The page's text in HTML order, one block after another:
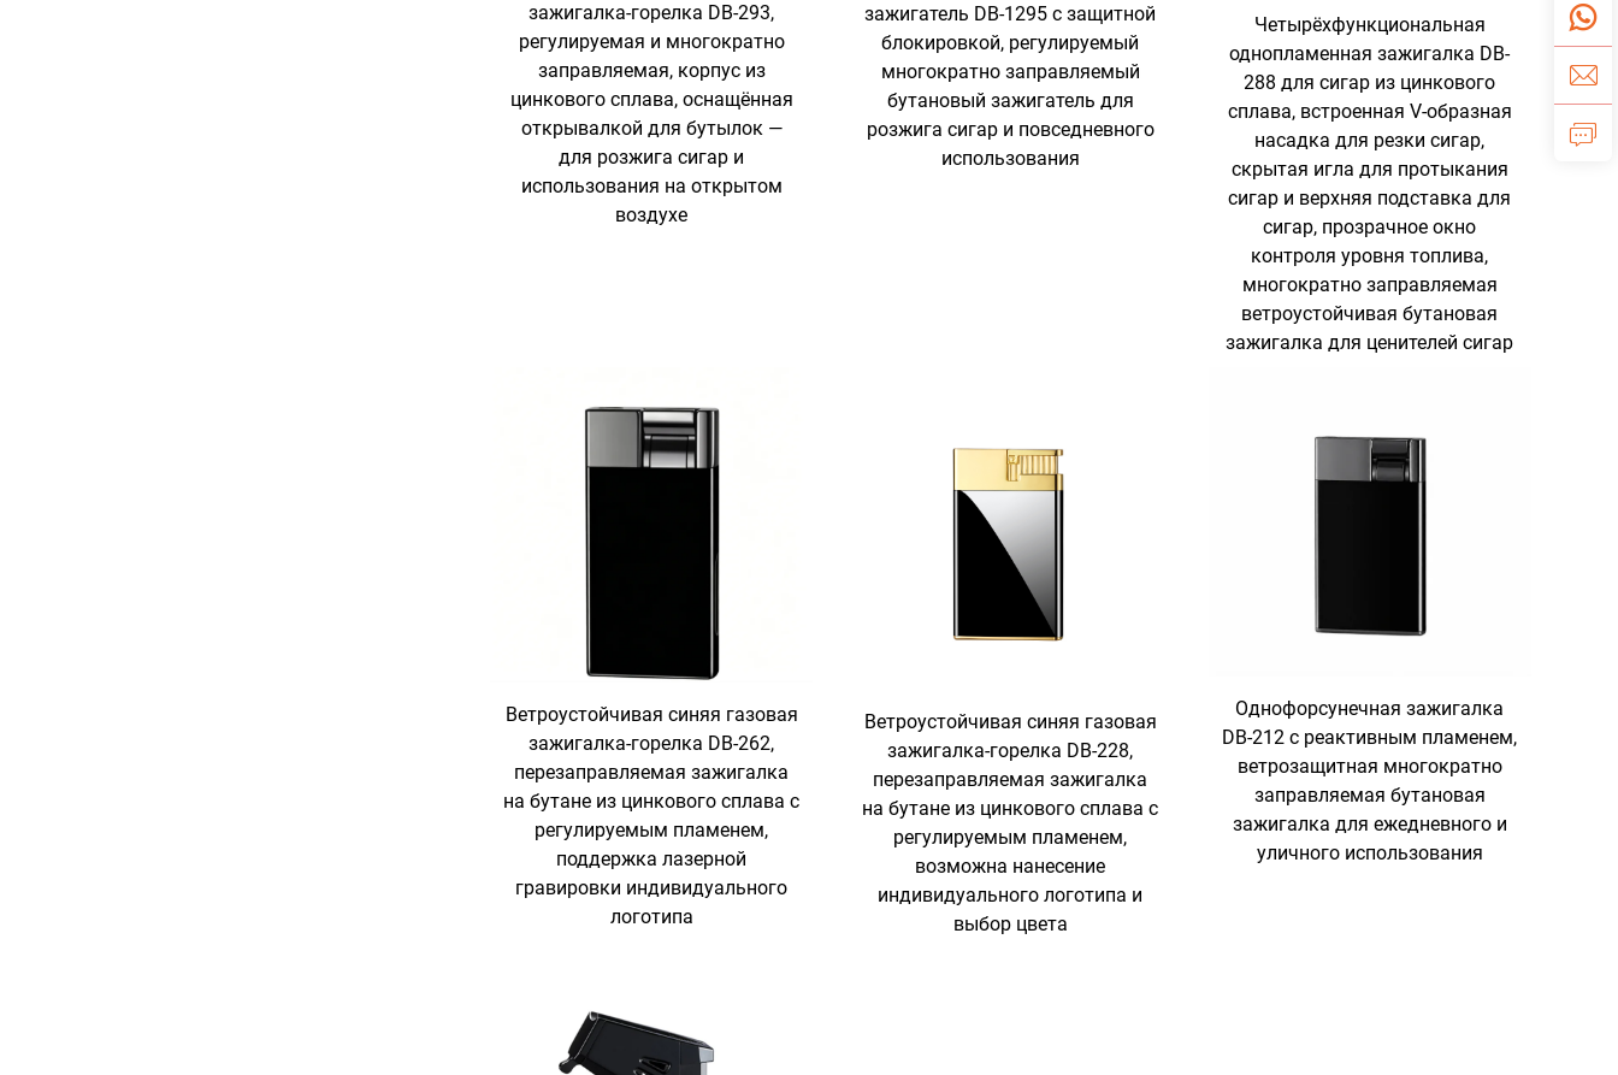
зажигалка-горелка DB-293,
регулируемая и многократно
заправляемая, корпус из
цинкового сплава, оснащённая
открывалкой для бутылок —
для розжига сигар и
использования на открытом
воздухе
зажигатель DB-1295 с защитной
блокировкой, регулируемый
многократно заправляемый
бутановый зажигатель для
розжига сигар и повседневного
использования
Четырёхфункциональная
однопламенная зажигалка DB-
288 для сигар из цинкового
сплава, встроенная V-образная
насадка для резки сигар,
скрытая игла для протыкания
сигар и верхняя подставка для
сигар, прозрачное окно
контроля уровня топлива,
многократно заправляемая
ветроустойчивая бутановая
зажигалка для ценителей сигар
Ветроустойчивая синяя газовая
зажигалка-горелка DB-262,
перезаправляемая зажигалка
на бутане из цинкового сплава с
регулируемым пламенем,
поддержка лазерной
гравировки индивидуального
логотипа
Ветроустойчивая синяя газовая
зажигалка-горелка DB-228,
перезаправляемая зажигалка
на бутане из цинкового сплава с
регулируемым пламенем,
возможна нанесение
индивидуального логотипа и
выбор цвета
Однофорсунечная зажигалка
DB-212 с реактивным пламенем,
ветрозащитная многократно
заправляемая бутановая
зажигалка для ежедневного и
уличного использования